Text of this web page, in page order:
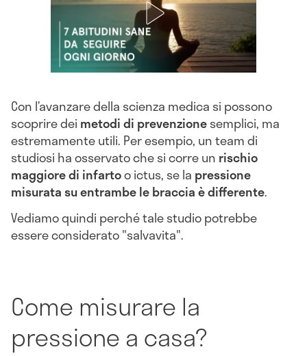
Con l’avanzare della scienza medica si possono
scoprire dei metodi di prevenzionesemplici, ma
estremamente utili. Per esempio, un team di
studiosi ha osservato che si corre un rischio
maggiore di infartoo ictus, se la pressione
misurata su entrambe le braccia è differente.
Vediamo quindi perché tale studio potrebbe
essere considerato "salvavita".
Come misurare la
pressione a casa?